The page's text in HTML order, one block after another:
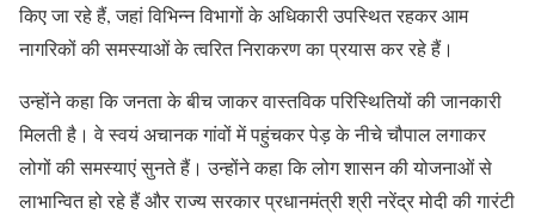
किए जा रहे हैं, जहां विभिन्न विभागों के अधिकारी उपस्थित रहकर आम
नागरिकों की समस्याओं के त्वरित निराकरण का प्रयास कर रहे हैं।
उन्होंने कहा कि जनता के बीच जाकर वास्तविक परिस्थितियों की जानकारी
मिलती है। वे स्वयं अचानक गांवों में पहुंचकर पेड़ के नीचे चौपाल लगाकर
लोगों की समस्याएं सुनते हैं। उन्होंने कहा कि लोग शासन की योजनाओं से
लाभान्वित हो रहे हैं और राज्य सरकार प्रधानमंत्री श्री नरेंद्र मोदी की गारंटी